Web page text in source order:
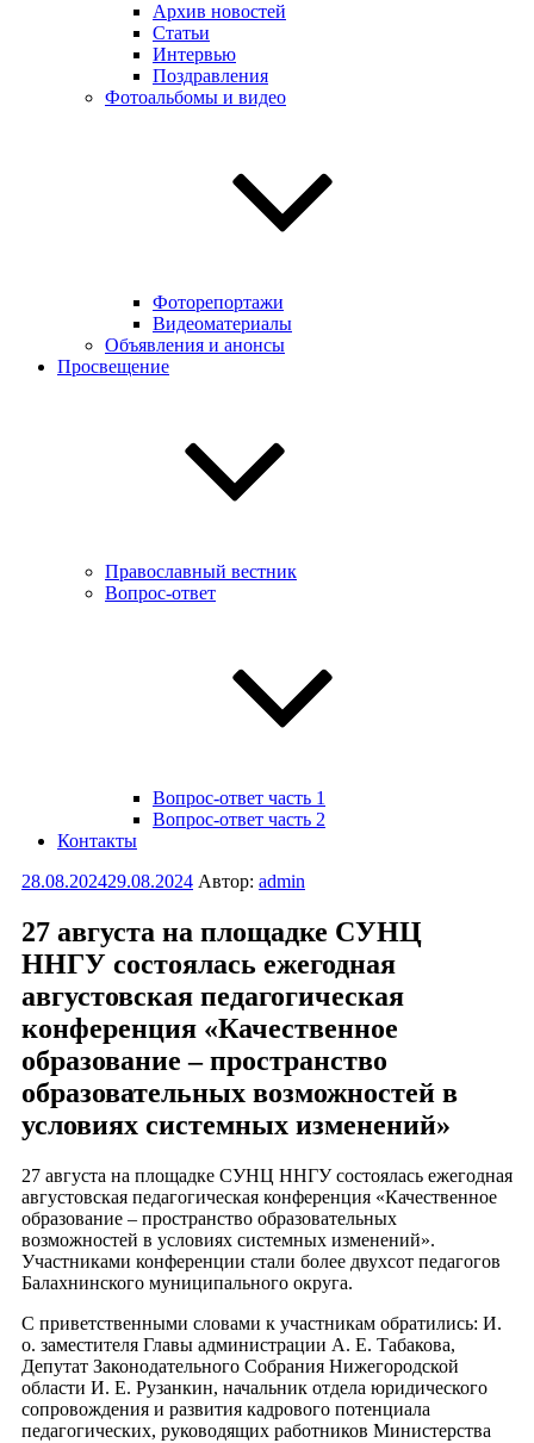
Архив новостей
Статьи
Интервью
Поздравления
Фотоальбомы и видео
Фоторепортажи
Видеоматериалы
Объявления и анонсы
Просвещение
Православный вестник
Вопрос-ответ
Вопрос-ответ часть 1
Вопрос-ответ часть 2
Контакты
Опубликовано
28.08.202429.08.2024 Автор: admin
27 августа на площадке СУНЦ
ННГУ состоялась ежегодная
августовская педагогическая
конференция «Качественное
образование – пространство
образовательных возможностей в
условиях системных изменений»
27 августа на площадке СУНЦ ННГУ состоялась ежегодная
августовская педагогическая конференция «Качественное
образование – пространство образовательных
возможностей в условиях системных изменений».
Участниками конференции стали более двухсот педагогов
Балахнинского муниципального округа.
С приветственными словами к участникам обратились: И.
о. заместителя Главы администрации А. Е. Табакова,
Депутат Законодательного Собрания Нижегородской
области И. Е. Рузанкин, начальник отдела юридического
сопровождения и развития кадрового потенциала
педагогических, руководящих работников Министерства